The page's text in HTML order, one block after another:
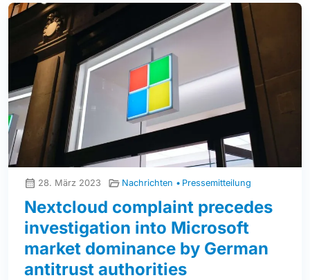
28. März 2023 Nachrichten Pressemitteilung
Nextcloud complaint precedes
investigation into Microsoft
market dominance by German
antitrust authorities